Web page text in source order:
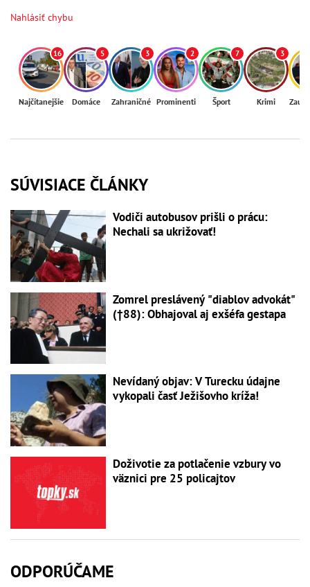
Nahlásiť chybu
16
Najčítanejšie
5
Domáce
3
Zahraničné
2
Prominenti
7
Šport
3
Krimi
SÚVISIACE ČLÁNKY
Vodiči autobusov prišli o prácu:
Nechali sa ukrižovať!
Zomrel preslávený "diablov advokát"
(†88): Obhajoval aj exšéfa gestapa
Nevídaný objav: V Turecku údajne
vykopali časť Ježišovho kríža!
Doživotie za potlačenie vzbury vo
väznici pre 25 policajtov
ODPORÚČAME